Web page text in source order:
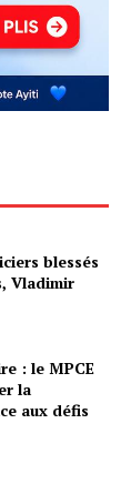
blessés
Vladimir
: le MPCE
la
aux défis